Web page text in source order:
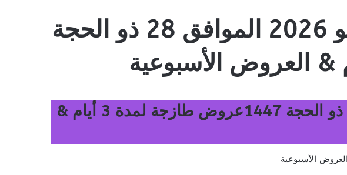
عروض نستو الدمام والخبر اليوم 14 يونيو 2026 الموافق 28 ذو الحجة
عروض نستو الدمام والخبر اليوم 14 يونيو 2026 الموافق 28 ذو الحجة 1447عروض طازجة لمدة 3 أيام &